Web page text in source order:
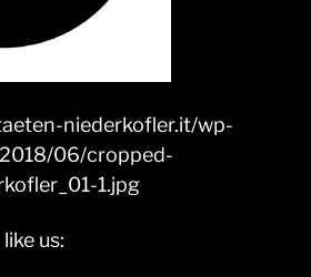
niederkofler.it/wp-
06/cropped-
1.jpg
us: